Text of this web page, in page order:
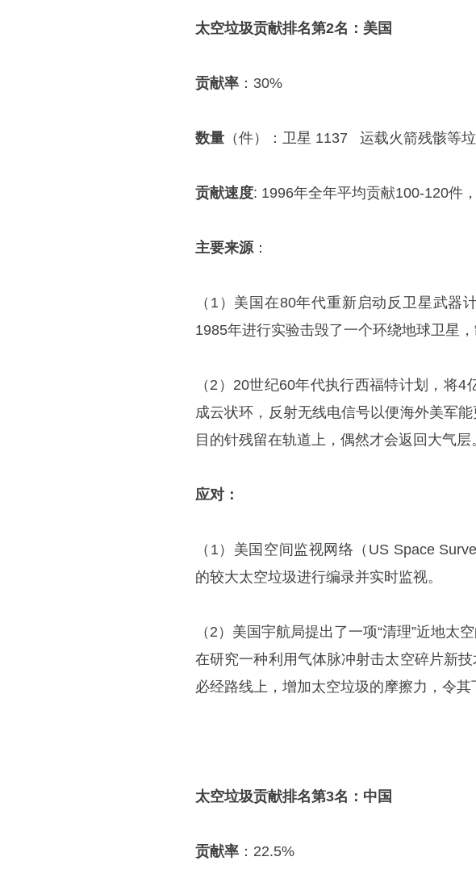
太空垃圾贡献排名第2名：美国
贡献率 ：30%
数量 （件）：卫星 1137 运载火箭残骸等
贡献速度: 1996年全年平均贡献100-120件
主要来源：
（1）美国在80年代重新启动反卫星武器
1985年进行实验击毁了一个环绕地球卫星
（2）20世纪60年代执行西福特计划，将
成云状环，反射无线电信号以便海外美军
目的针残留在轨道上，偶然才会返回大气层
应对：
（1）美国空间监视网络（US Space
的较大太空垃圾进行编录并实时监视。
（2）美国宇航局提出了一项“清理”近地太
在研究一种利用气体脉冲射击太空碎片新
必经路线上，增加太空垃圾的摩擦力，令其
太空垃圾贡献排名第3名：中国
贡献率 ：22.5%